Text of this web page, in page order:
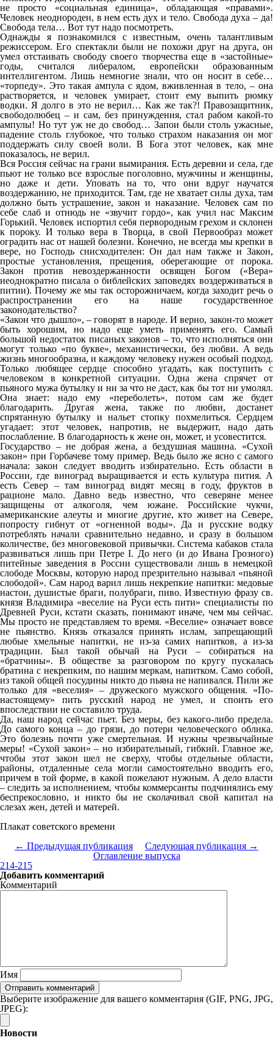
не просто «социальная единица», обладающая «правами».
Человек неоднороден, в нем есть дух и тело. Свобода духа – да!
Свобода тела… Вот тут надо посмотреть.
Однажды я познакомился с известным, очень талантливым
режиссером. Его спектакли были не похожи друг на друга, он
умел отстаивать свободу своего творчества еще в «застойные»
годы, считался либералом, европейски образованным
интеллигентом. Лишь немногие знали, что он носит в себе…
«торпеду». Это такая ампула с ядом, вживленная в тело, – она
растворяется, и человек умирает, стоит ему выпить рюмку
водки. Я долго в это не верил… Как же так?! Правозащитник,
свободолюбец – и сам, без принуждения, стал рабом какой-то
ампулы! Но тут уж не до свобод… Запои были столь ужасные,
падение столь глубокое, что только страхом наказания он мог
поддержать силу своей воли. В Бога этот человек, как мне
показалось, не верил.
Вся Россия сейчас на грани вымирания. Есть деревни и села, где
пьют не только все взрослые поголовно, мужчины и женщины,
но даже и дети. Уповать на то, что они вдруг научатся
воздержанию, не приходится. Там, где не хватает силы духа, там
должно быть устрашение, закон и наказание. Человек сам по
себе слаб и отнюдь не «звучит гордо», как учил нас Максим
Горький. Человек испортил себя первородным грехом и склонен
к пороку. И только вера в Творца, в свой Первообраз может
оградить нас от нашей болезни. Конечно, не всегда мы крепки в
вере, но Господь снисходителен: Он дал нам также и Закон,
простые установления, прещения, оберегающие от порока.
Закон против невоздержанности освящен Богом («Вера»
неоднократно писала о библейских заповедях воздерживаться в
питии). Почему же мы так осторожничаем, когда заходит речь о
распространении его на наше государственное
законодательство?
«Закон что дышло», – говорят в народе. И верно, закон-то может
быть хорошим, но надо еще уметь применять его. Самый
большой недостаток писаных законов – то, что исполняться они
могут только «по букве», механистически, без любви. А ведь
жизнь многообразна, и каждому человеку нужен особый подход.
Только любящее сердце способно угадать, как поступить с
человеком в конкретной ситуации. Одна жена спрячет от
пьяного мужа бутылку и ни за что не даст, как бы тот ни умолял.
Она знает: надо ему «переболеть», потом сам же будет
благодарить. Другая жена, также по любви, достанет
спрятанную бутылку и нальет стопку похмелиться. Сердцем
угадает: этот человек, напротив, не выдержит, надо дать
послабление. В благодарность к жене он, может, и усовестится.
Государство – не добрая жена, а бездушная машина. «Сухой
закон» при Горбачеве тому пример. Ведь было же ясно с самого
начала: закон следует вводить избирательно. Есть области в
России, где виноград выращивается и есть культура пития. А
есть Север – там виноград видят месяц в году, фруктов в
рационе мало. Давно ведь известно, что северяне менее
защищены от алкоголя, чем южане. Российские чукчи,
американские алеуты и многие другие, кто живет на Севере,
попросту гибнут от «огненной воды». Да и русские водку
потреблять начали сравнительно недавно, и сразу в большом
количестве, без многовековой привычки. Система кабаков стала
развиваться лишь при Петре I. До него (и до Ивана Грозного)
питейные заведения в России существовали лишь в немецкой
слободе Москвы, которую народ презрительно называл «пьяной
слободой». Сам народ варил лишь некрепкие напитки: медовые
настои, душистые браги, полубраги, пиво. Известную фразу св.
князя Владимира «веселие на Руси есть пити» специалисты по
Древней Руси, кстати сказать, понимают иначе, чем мы сейчас.
Мы просто не представляем то время. «Веселие» означает вовсе
не пьянство. Князь отказался принять ислам, запрещающий
любые хмельные напитки, не из-за самих напитков, а из-за
традиции. Был такой обычай на Руси – собираться на
«братчины». В обществе за разговором по кругу пускалась
братина с некрепким, по нашим меркам, напитком. Само собой,
из такой общей посудины никто до пьяна не напивался. Пили же
только для «веселия» – дружеского мужского общения. «По-
настоящему» пить русский народ не умел, и споить его
впоследствии не составило труда.
Да, наш народ сейчас пьет. Без меры, без какого-либо предела.
До самого конца – до грязи, до потери человеческого облика.
Это болезнь почти уже смертельная. И нужны чрезвычайные
меры! «Сухой закон» – но избирательный, гибкий. Главное же,
чтобы этот закон шел не сверху, чтобы отдельные области,
районы, отдаленные села могли самостоятельно вводить его,
причем в той форме, в какой пожелают нужным. А дело власти
– следить за исполнением, чтобы коммерсанты подчинялись ему
беспрекословно, и никто бы не сколачивал свой капитал на
слезах жен, детей и матерей.
Плакат советского времени
← Предыдущая публикация
Следующая публикация →
Оглавление выпуска
214-215
Добавить комментарий
Комментарий
Имя
Выберите изображение для вашего комментария (GIF, PNG, JPG,
JPEG):
Новости